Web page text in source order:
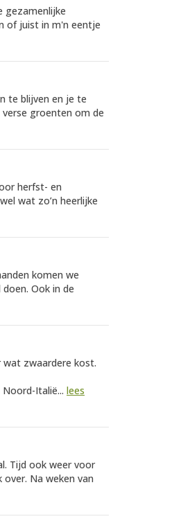
gezamenlijke
of juist in m'n eentje
te blijven en je te
groenten om de
herfst- en
wat zo’n heerlijke
komen we
Ook in de
wat zwaardere kost.
Italië... lees
Tijd ook weer voor
Na weken van